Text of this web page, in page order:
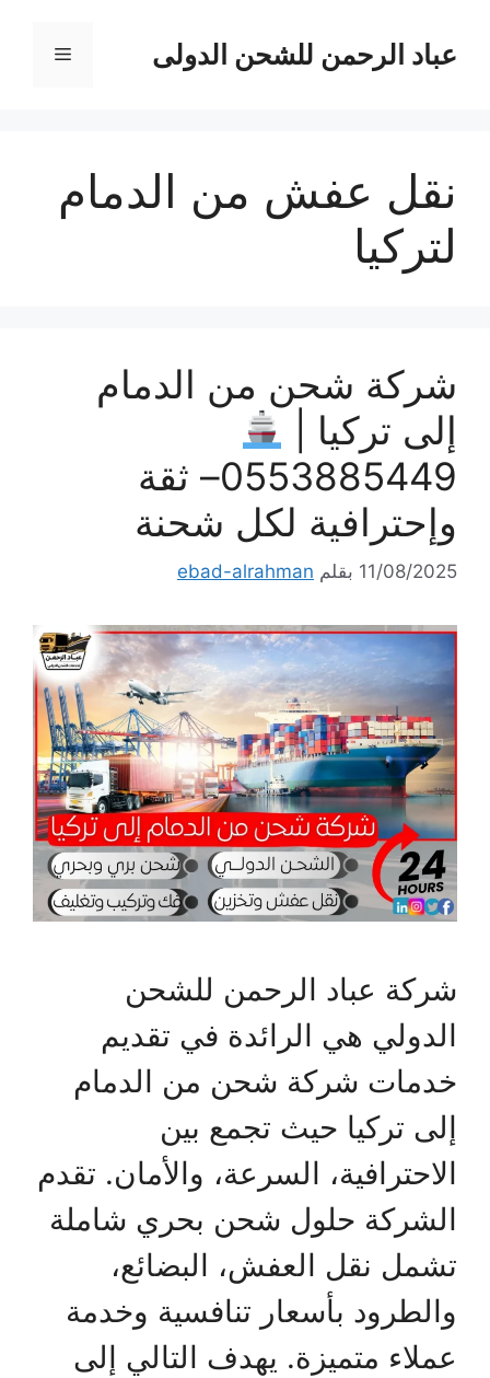
المحتوىعباد الرحمن للشحن الدولى القائمة
نقل عفش من الدمام
لتركيا
شركة شحن من الدمام
إلى تركيا |
0553885449– ثقة
وإحترافية لكل شحنة
11/08/2025 بقلم ebad-alrahman
شركة عباد الرحمن للشحن
الدولي هي الرائدة في تقديم
خدمات شركة شحن من الدمام
إلى تركيا حيث تجمع بين
الاحترافية، السرعة، والأمان. تقدم
الشركة حلول شحن بحري شاملة
تشمل نقل العفش، البضائع،
والطرود بأسعار تنافسية وخدمة
عملاء متميزة. يهدف التالي إلى